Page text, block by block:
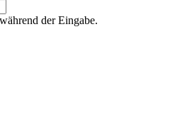
der Eingabe.